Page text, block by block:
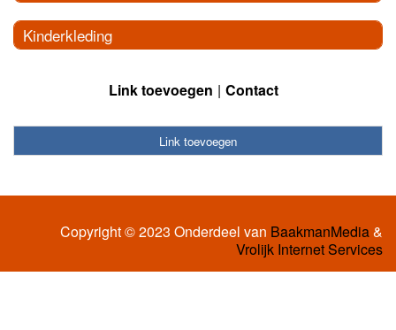
Kinderkleding
Link toevoegen Contact
Link toevoegen
Copyright © 2023 Onderdeel van BaakmanMedia&
Vrolijk Internet Services